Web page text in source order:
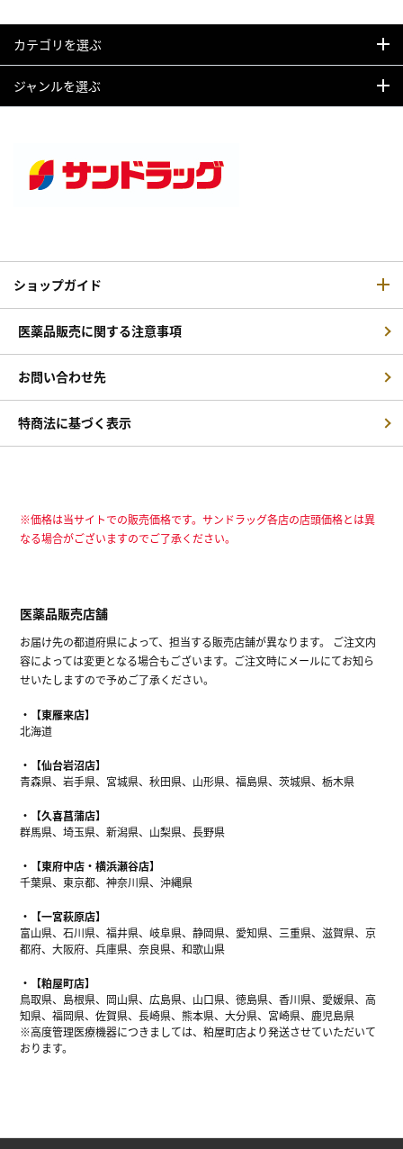
カテゴリを選ぶ
ジャンルを選ぶ
ショップガイド
医薬品販売に関する注意事項
お問い合わせ先
特商法に基づく表示
※価格は当サイトでの販売価格です。サンドラッグ各店の店頭価格とは異
なる場合がございますのでご了承ください。
医薬品販売店舗
お届け先の都道府県によって、担当する販売店舗が異なります。 ご注文内
容によっては変更となる場合もございます。ご注文時にメールにてお知ら
せいたしますので予めご了承ください。
【東雁来店】
北海道
【仙台岩沼店】
青森県、岩手県、宮城県、秋田県、山形県、福島県、茨城県、栃木県
【久喜菖蒲店】
群馬県、埼玉県、新潟県、山梨県、長野県
【東府中店・横浜瀬谷店】
千葉県、東京都、神奈川県、沖縄県
【一宮萩原店】
富山県、石川県、福井県、岐阜県、静岡県、愛知県、三重県、滋賀県、京
都府、大阪府、兵庫県、奈良県、和歌山県
【粕屋町店】
鳥取県、島根県、岡山県、広島県、山口県、徳島県、香川県、愛媛県、高
知県、福岡県、佐賀県、長崎県、熊本県、大分県、宮崎県、鹿児島県
※高度管理医療機器につきましては、粕屋町店より発送させていただいて
おります。